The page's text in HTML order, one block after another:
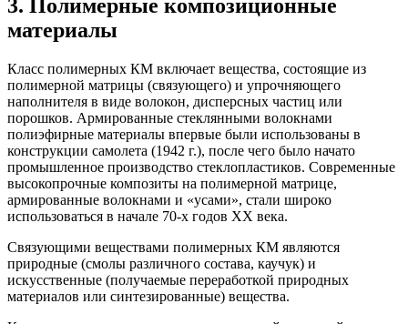
3. Полимерные композиционные
материалы
Класс полимерных КМ включает вещества, состоящие из
полимерной матрицы (связующего) и упрочняющего
наполнителя в виде волокон, дисперсных частиц или
порошков. Армированные стеклянными волокнами
полиэфирные материалы впервые были использованы в
конструкции самолета (1942 г.), после чего было начато
промышленное производство стеклопластиков. Современные
высокопрочные композиты на полимерной матрице,
армированные волокнами и «усами», стали широко
использоваться в начале 70-х годов ХХ века.
Связующими веществами полимерных КМ являются
природные (смолы различного состава, каучук) и
искусственные (получаемые переработкой природных
материалов или синтезированные) вещества.